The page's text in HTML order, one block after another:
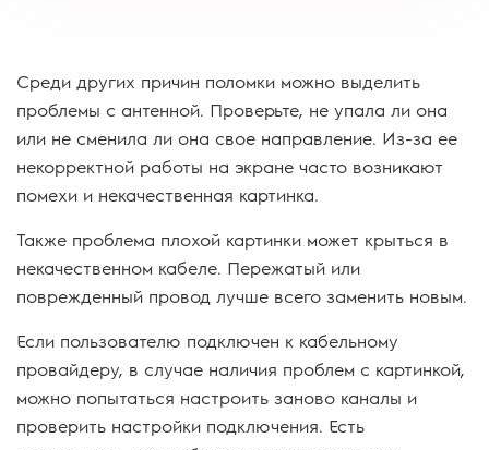
Среди других причин поломки можно выделить
проблемы с антенной. Проверьте, не упала ли она
или не сменила ли она свое направление. Из-за ее
некорректной работы на экране часто возникают
помехи и некачественная картинка.
Также проблема плохой картинки может крыться в
некачественном кабеле. Пережатый или
поврежденный провод лучше всего заменить новым.
Если пользователю подключен к кабельному
провайдеру, в случае наличия проблем с картинкой,
можно попытаться настроить заново каналы и
проверить настройки подключения. Есть